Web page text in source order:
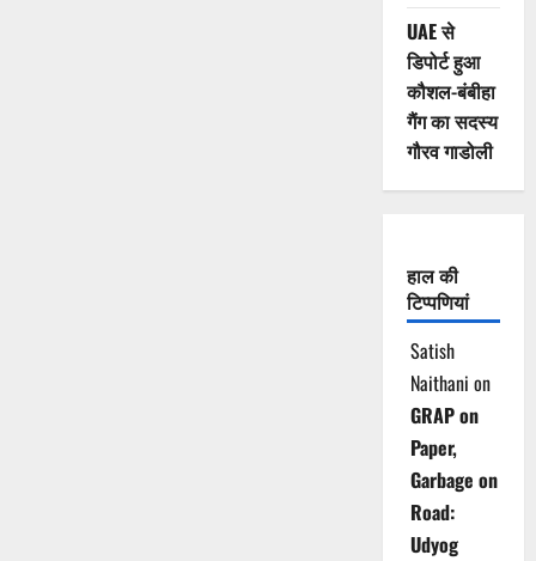
UAE से
डिपोर्ट हुआ
कौशल-बंबीहा
गैंग का सदस्य
गौरव गाडोली
हाल की
टिप्पणियां
Satish
Naithani on
GRAP on
Paper,
Garbage on
Road:
Udyog